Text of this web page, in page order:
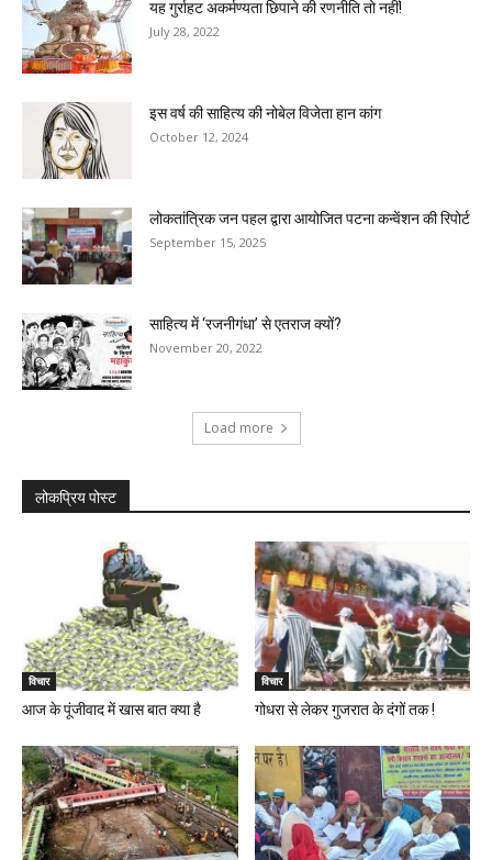
यह गुर्राहट अकर्मण्यता छिपाने की रणनीति तो नहीं!
July 28, 2022
इस वर्ष की साहित्य की नोबेल विजेता हान कांग
October 12, 2024
लोकतांत्रिक जन पहल द्वारा आयोजित पटना कन्वेंशन की रिपोर्ट
September 15, 2025
साहित्य में ‘रजनीगंधा’ से एतराज क्यों?
November 20, 2022
Load more
लोकप्रिय पोस्ट
विचार
आज के पूंजीवाद में खास बात क्या है
विचार
गोधरा से लेकर गुजरात के दंगों तक !